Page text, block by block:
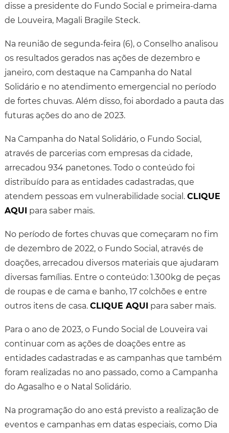
disse a presidente do Fundo Social e primeira-dama
de Louveira, Magali Bragile Steck.
Na reunião de segunda-feira (6), o Conselho analisou
os resultados gerados nas ações de dezembro e
janeiro, com destaque na Campanha do Natal
Solidário e no atendimento emergencial no período
de fortes chuvas. Além disso, foi abordado a pauta das
futuras ações do ano de 2023.
Na Campanha do Natal Solidário, o Fundo Social,
através de parcerias com empresas da cidade,
arrecadou 934 panetones. Todo o conteúdo foi
distribuído para as entidades cadastradas, que
atendem pessoas em vulnerabilidade social. CLIQUE
AQUI para saber mais.
No período de fortes chuvas que começaram no fim
de dezembro de 2022, o Fundo Social, através de
doações, arrecadou diversos materiais que ajudaram
diversas famílias. Entre o conteúdo: 1.300kg de peças
de roupas e de cama e banho, 17 colchões e entre
outros itens de casa. CLIQUE AQUI para saber mais.
Para o ano de 2023, o Fundo Social de Louveira vai
continuar com as ações de doações entre as
entidades cadastradas e as campanhas que também
foram realizadas no ano passado, como a Campanha
do Agasalho e o Natal Solidário.
Na programação do ano está previsto a realização de
eventos e campanhas em datas especiais, como Dia